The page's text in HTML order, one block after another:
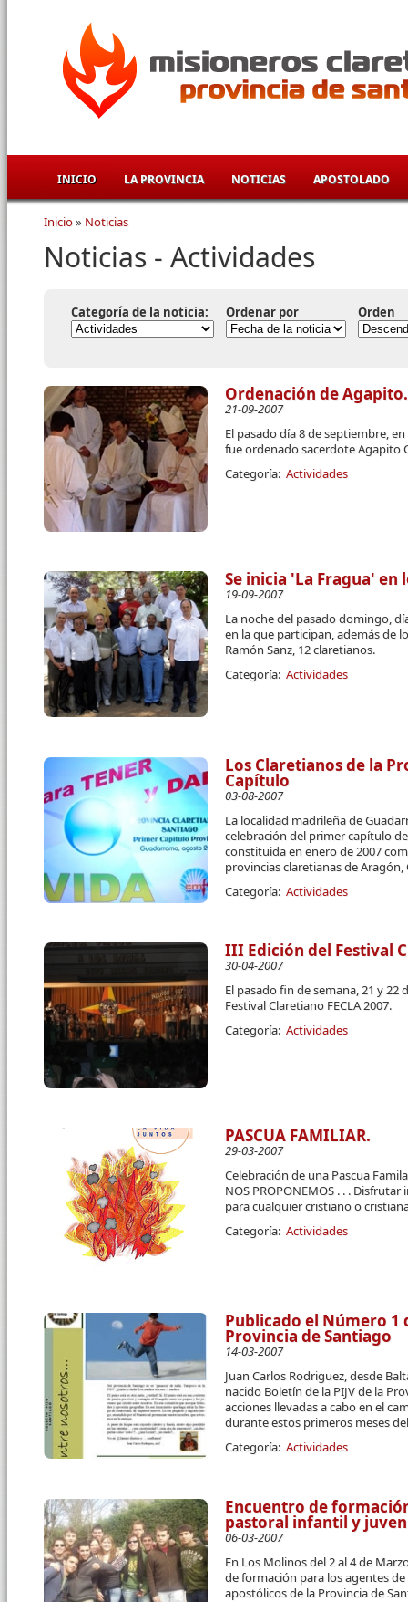
INICIO LA PROVINCIA NOTICIAS APOSTOLADO
Se encuentra usted aquí
Inicio» Noticias
Noticias - Actividades
Categoría de la noticia: Ordenar por Orden
Ordenación de Agapito.
21-09-2007
El pasado día 8 de septiembre,
fue ordenado sacerdote Agapito
Categoría: Actividades
Se inicia 'La Fragua' en
19-09-2007
La noche del pasado domingo,
en la que participan, además de
Ramón Sanz, 12 claretianos.
Categoría: Actividades
Los Claretianos de la
Capítulo
03-08-2007
La localidad madrileña de
celebración del primer capítulo
constituida en enero de 2007
provincias claretianas de Aragón,
Categoría: Actividades
III Edición del Festival
30-04-2007
El pasado fin de semana, 21 y
Festival Claretiano FECLA 2007.
Categoría: Actividades
PASCUA FAMILIAR.
29-03-2007
Celebración de una Pascua
NOS PROPONEMOS . . .
para cualquier cristiano o
Categoría: Actividades
Publicado el Número 1
Provincia de Santiago
14-03-2007
Juan Carlos Rodriguez, desde
nacido Boletín de la PIJV de la
acciones llevadas a cabo en el
durante estos primeros meses
Categoría: Actividades
Encuentro de
pastoral infantil y
06-03-2007
En Los Molinos del 2 al 4 de
de formación para los agentes
apostólicos de la Provincia de